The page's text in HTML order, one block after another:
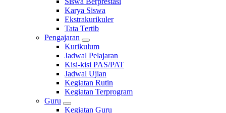
Karya Siswa
Ekstrakurikuler
Tata Tertib
Pengajaran
Kurikulum
Jadwal Pelajaran
Kisi-kisi PAS/PAT
Jadwal Ujian
Kegiatan Rutin
Kegiatan Terprogram
Guru
Kegiatan Guru